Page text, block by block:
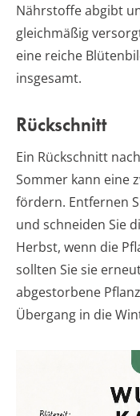
Nährstoffe abgibt
gleichmäßig
eine reiche
insgesamt.
Rückschnitt
Ein Rückschnitt
Sommer kann eine
fördern. Entfernen
und schneiden Sie
Herbst, wenn die
sollten Sie sie
abgestorbene
Übergang in die